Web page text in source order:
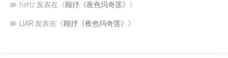
hertz 发表在《顾抒《夜色玛奇莲》 》
LIAR 发表在《顾抒《夜色玛奇莲》 》